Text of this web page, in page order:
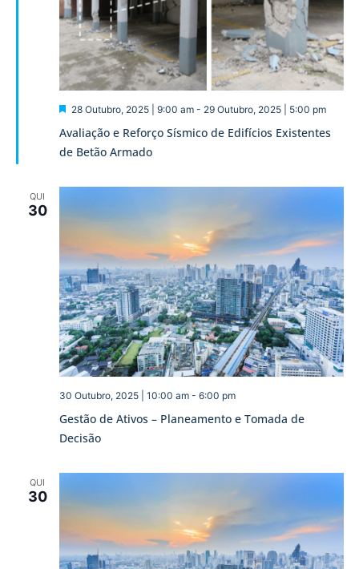
Avaliação e Reforço Sísmico de Edifícios Existentes
de Betão Armado
Destaque
28 Outubro, 2025 | 9:00 am- 29 Outubro, 2025 | 5:00 pm
QUI
30
Gestão de Ativos – Planeamento e Tomada de
Decisão
30 Outubro, 2025 | 10:00 am- 6:00 pm
QUI
30